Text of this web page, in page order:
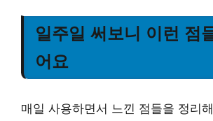
일주일 써보니 이런 점
어요
매일 사용하면서 느낀 점들을 정리